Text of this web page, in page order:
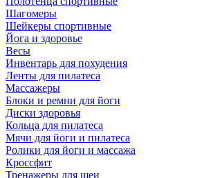
Шагомеры
Шейкеры спортивные
Йога и здоровье
Весы
Инвентарь для похудения
Ленты для пилатеса
Массажеры
Блоки и ремни для йоги
Диски здоровья
Кольца для пилатеса
Мячи для йоги и пилатеса
Ролики для йоги и массажа
Кроссфит
Тренажеры для шеи